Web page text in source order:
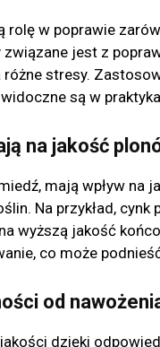
w poprawie
związane jest z
stresy.
są w
na jakość
mają wpływ na
Na przykład,
wyższą jakość
co może
od
jakości dzięki